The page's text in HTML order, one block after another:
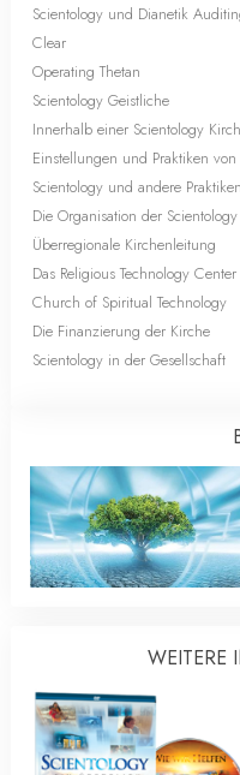
Scientology und Dianetik
Clear
Operating Thetan
Scientology Geistliche
Innerhalb einer Scientology
Einstellungen und Praktiken von
Scientology und andere Praktiken
Die Organisation der Scientology
Überregionale Kirchenleitung
Das Religious Technology Center
Church of Spiritual Technology
Die Finanzierung der Kirche
Scientology in der Gesellschaft
WEITERE